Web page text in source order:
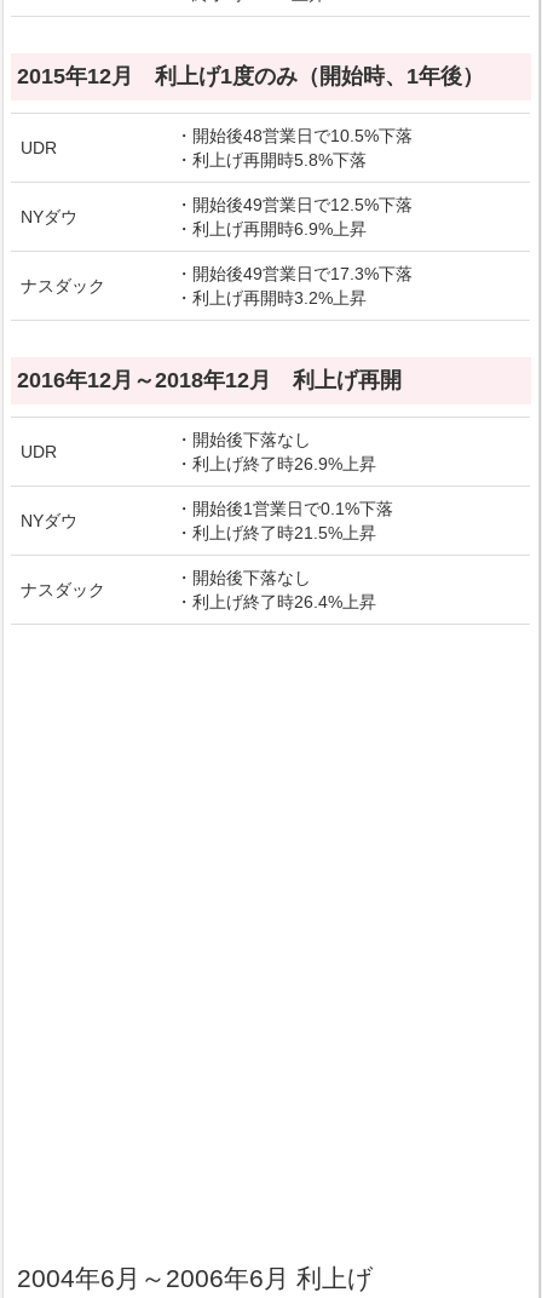
2015年12月 利上げ1度のみ（開始時、1年後）
UDR
・開始後48営業日で10.5%下落
・利上げ再開時5.8%下落
NYダウ
・開始後49営業日で12.5%下落
・利上げ再開時6.9%上昇
ナスダック
・開始後49営業日で17.3%下落
・利上げ再開時3.2%上昇
2016年12月～2018年12月 利上げ再開
UDR
・開始後下落なし
・利上げ終了時26.9%上昇
NYダウ
・開始後1営業日で0.1%下落
・利上げ終了時21.5%上昇
ナスダック
・開始後下落なし
・利上げ終了時26.4%上昇
2004年6月～2006年6月 利上げ